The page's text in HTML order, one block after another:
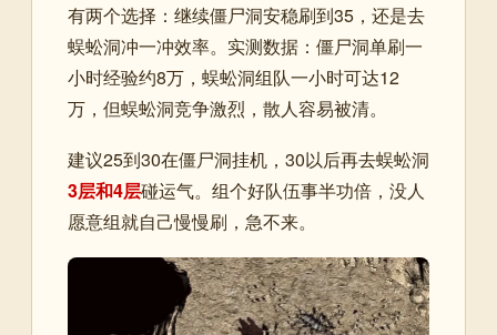
有两个选择：继续僵尸洞安稳刷到35，还是去
蜈蚣洞冲一冲效率。实测数据：僵尸洞单刷一
小时经验约8万，蜈蚣洞组队一小时可达12
万，但蜈蚣洞竞争激烈，散人容易被清。
建议25到30在僵尸洞挂机，30以后再去蜈蚣洞
3层和4层碰运气。组个好队伍事半功倍，没人
愿意组就自己慢慢刷，急不来。